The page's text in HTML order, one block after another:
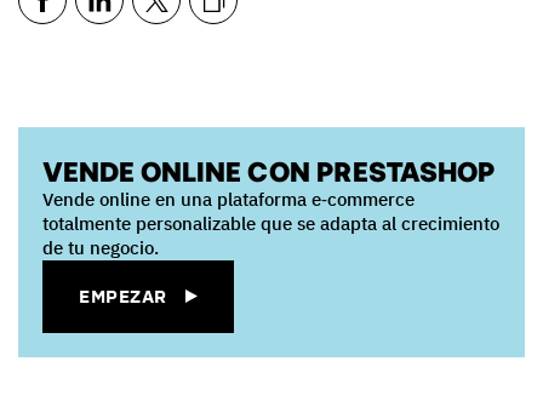
VENDE ONLINE CON PRESTASHOP
Vende online en una plataforma e‑commerce
totalmente personalizable que se adapta al crecimiento
de tu negocio.
EMPEZAR